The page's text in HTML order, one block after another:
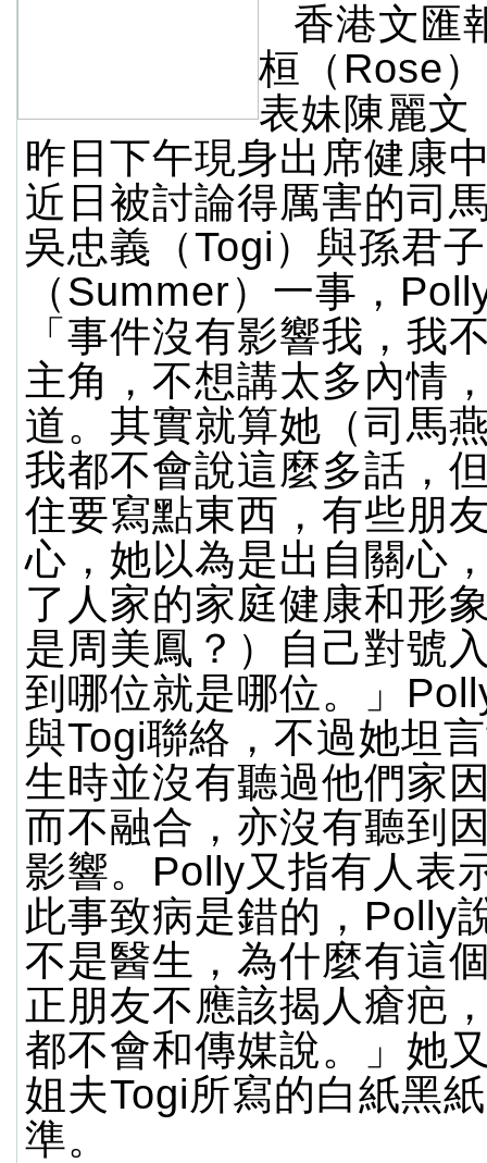
香港文匯
桓（Rose
表妹陳麗文
昨日下午現身出席健康
近日被討論得厲害的司
吳忠義（Togi）與孫君子
（Summer）一事，
「事件沒有影響我，我
主角，不想講太多內情
道。其實就算她（司馬
我都不會說這麼多話，
住要寫點東西，有些朋
心，她以為是出自關心
了人家的家庭健康和形
是周美鳳？）自己對號
到哪位就是哪位。」
與Togi聯絡，不過她坦
生時並沒有聽過他們家
而不融合，亦沒有聽到
影響。Polly又指有人表
此事致病是錯的，Polly
不是醫生，為什麼有這
正朋友不應該揭人瘡疤
都不會和傳媒說。」她
姐夫Togi所寫的白紙黑
準。